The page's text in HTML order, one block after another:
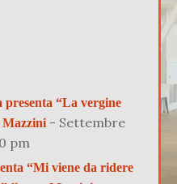
presenta “La vergine
Mazzini- Settembre
pm
“Mi viene da ridere